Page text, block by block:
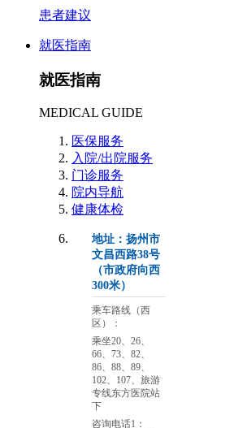
患者建议
就医指南
就医指南
MEDICAL GUIDE
医保服务
入院/出院服务
门诊服务
院内导航
健康体检
地址：扬州市
文昌西路38号
（市政府向西
300米）
乘车路线（西
区）：
乘坐20、26、
66、73、82、
86、88、89、
102、107、旅游
专线东方医院站
下
咨询电话1：